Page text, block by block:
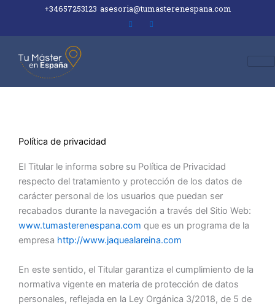
+34657253123 asesoria@tumasterenespana.com
Política de privacidad
El Titular le informa sobre su Política de Privacidad
respecto del tratamiento y protección de los datos de
carácter personal de los usuarios que puedan ser
recabados durante la navegación a través del Sitio Web:
www.tumasterenespana.com que es un programa de la
empresa http://www.jaquealareina.com
En este sentido, el Titular garantiza el cumplimiento de la
normativa vigente en materia de protección de datos
personales, reflejada en la Ley Orgánica 3/2018, de 5 de